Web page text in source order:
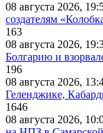
08 августа 2026,
создателям
163
08 августа 2026,
Болгарию и
196
08 августа 2026,
Геленджике,
1646
08 августа 2026,